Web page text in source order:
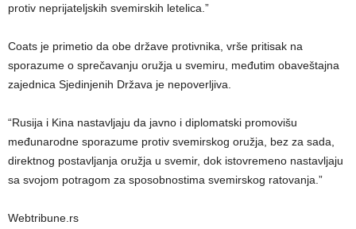
protiv neprijateljskih svemirskih letelica.”
Coats je primetio da obe države protivnika, vrše pritisak na
sporazume o sprečavanju oružja u svemiru, međutim obaveštajna
zajednica Sjedinjenih Država je nepoverljiva.
“Rusija i Kina nastavljaju da javno i diplomatski promovišu
međunarodne sporazume protiv svemirskog oružja, bez za sada,
direktnog postavljanja oružja u svemir, dok istovremeno nastavljaju
sa svojom potragom za sposobnostima svemirskog ratovanja.”
Webtribune.rs